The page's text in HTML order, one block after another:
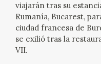
RECURSOS EDUCATIVOS
FICHAS ARASAAC
viajarán tras su
Rumanía, Bucarest,
ciudad francesa de
se exilió tras la
VII.